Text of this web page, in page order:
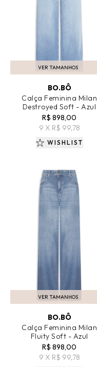
VER TAMANHOS
ADICIONAR AO CARRINHO
BO.BÔ
Calça Feminina Milan
Destroyed Soft - Azul
R$ 898,00
9 X R$ 99,78
WISHLIST
VER TAMANHOS
ADICIONAR AO CARRINHO
BO.BÔ
Calça Feminina Milan
Fluity Soft - Azul
R$ 898,00
9 X R$ 99,78